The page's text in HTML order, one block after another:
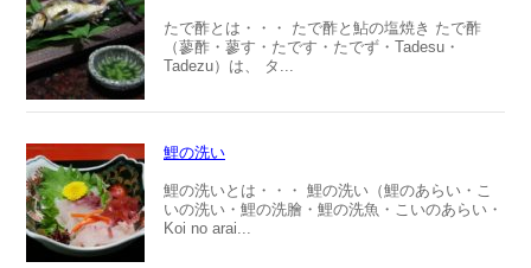
たで酢とは・・・ たで酢と鮎の塩焼き たで酢
（蓼酢・蓼す・たです・たでず・Tadesu・
Tadezu）は、 タ...
鯉の洗い
鯉の洗いとは・・・ 鯉の洗い（鯉のあらい・こ
いの洗い・鯉の洗膾・鯉の洗魚・こいのあらい・
Koi no arai...